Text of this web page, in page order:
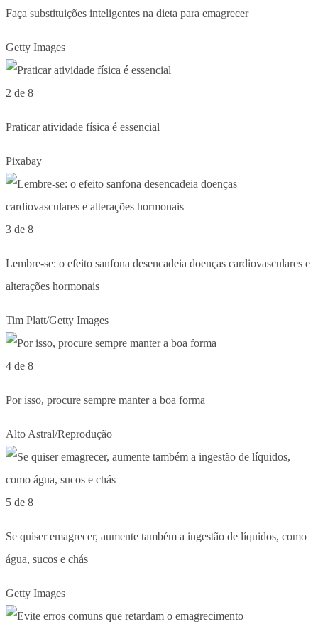
Faça substituições inteligentes na dieta para emagrecer
Getty Images
2 de 8
Praticar atividade física é essencial
Pixabay
3 de 8
Lembre-se: o efeito sanfona desencadeia doenças cardiovasculares e
alterações hormonais
Tim Platt/Getty Images
4 de 8
Por isso, procure sempre manter a boa forma
Alto Astral/Reprodução
5 de 8
Se quiser emagrecer, aumente também a ingestão de líquidos, como
água, sucos e chás
Getty Images